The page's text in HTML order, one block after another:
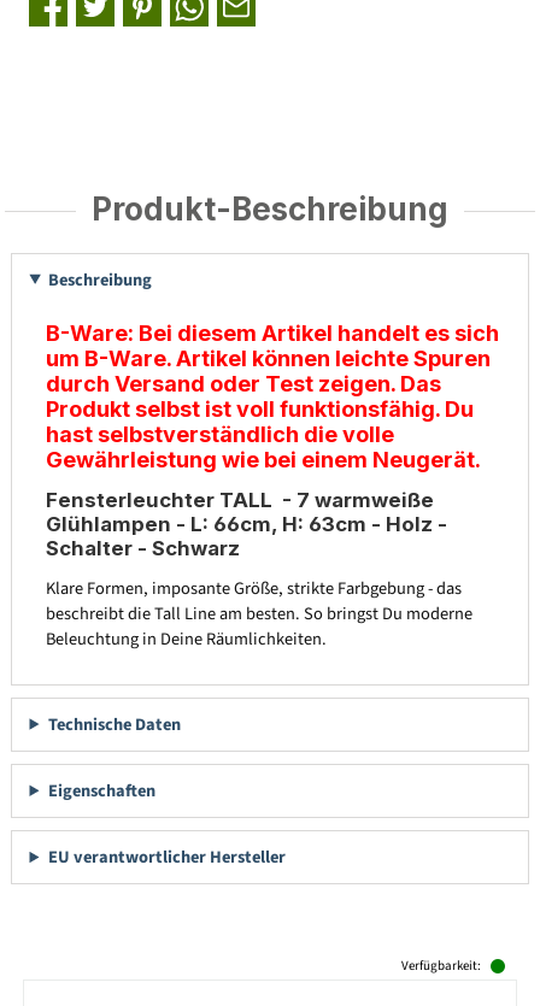
Produkt-Beschreibung
Beschreibung
B-Ware: Bei diesem Artikel handelt es sich
um B-Ware. Artikel können leichte Spuren
durch Versand oder Test zeigen. Das
Produkt selbst ist voll funktionsfähig. Du
hast selbstverständlich die volle
Gewährleistung wie bei einem Neugerät.
Fensterleuchter TALL - 7 warmweiße
Glühlampen - L: 66cm, H: 63cm - Holz -
Schalter - Schwarz
Klare Formen, imposante Größe, strikte Farbgebung - das
beschreibt die Tall Line am besten. So bringst Du moderne
Beleuchtung in Deine Räumlichkeiten.
Technische Daten
Eigenschaften
EU verantwortlicher Hersteller
Verfügbarkeit: